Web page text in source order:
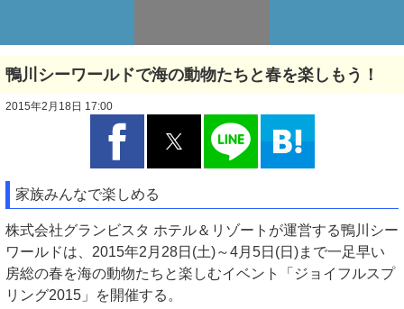
鴨川シーワールドで海の動物たちと春を楽しもう！
2015年2月18日 17:00
家族みんなで楽しめる
株式会社グランビスタ ホテル＆リゾートが運営する鴨川シー
ワールドは、2015年2月28日(土)～4月5日(日)まで一足早い
房総の春を海の動物たちと楽しむイベント「ジョイフルスプ
リング2015」を開催する。